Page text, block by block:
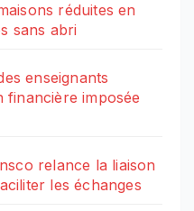
réduites en
sans abri
enseignants
imposée
relance la liaison
les échanges